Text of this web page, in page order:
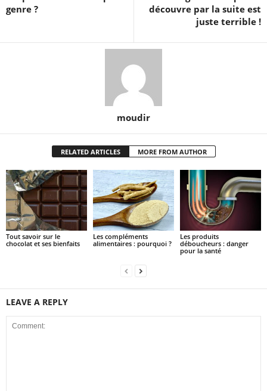
genre ?
découvre par la suite est
juste terrible !
moudir
RELATED ARTICLES MORE FROM AUTHOR
Tout savoir sur le
chocolat et ses bienfaits
Les compléments
alimentaires : pourquoi ?
Les produits
déboucheurs : danger
pour la santé
LEAVE A REPLY